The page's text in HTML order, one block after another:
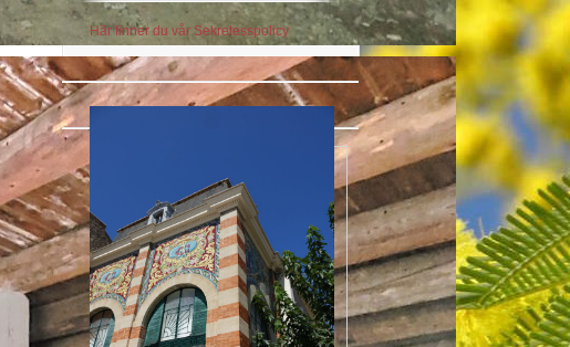
Här finner du vår Sekretesspolicy